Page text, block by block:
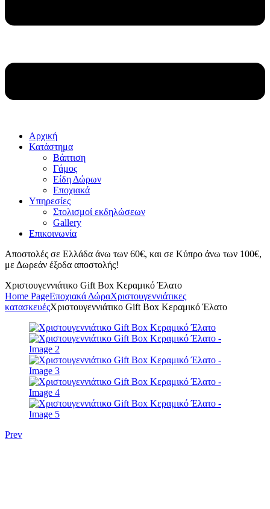
Αρχική
Κατάστημα
Βάπτιση
Γάμος
Είδη Δώρων
Εποχιακά
Υπηρεσίες
Στολισμοί εκδηλώσεων
Gallery
Επικοινωνία
Αποστολές σε Ελλάδα άνω των 60€, και σε Κύπρο άνω των 100€,
με Δωρεάν έξοδα αποστολής!
Χριστουγεννιάτικο Gift Box Κεραμικό Έλατο
Home PageΕποχιακά ΔώραΧριστουγεννιάτικες
κατασκευέςΧριστουγεννιάτικο Gift Box Κεραμικό Έλατο
Prev